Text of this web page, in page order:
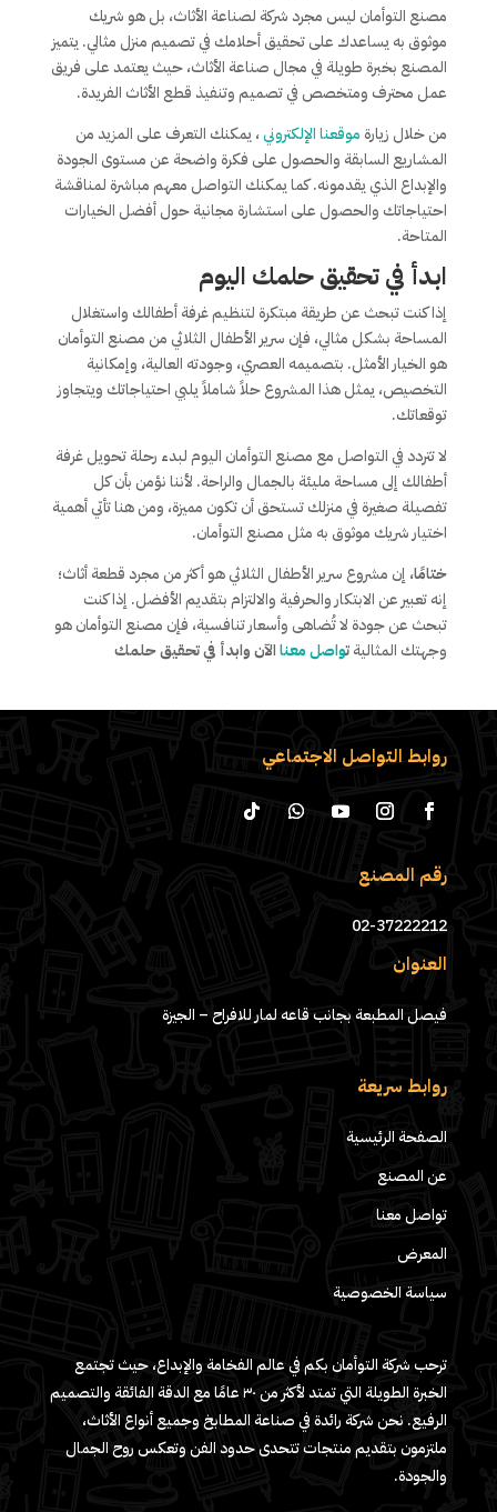
مصنع التوأمان ليس مجرد شركة لصناعة الأثاث، بل هو شريك
موثوق به يساعدك على تحقيق أحلامك في تصميم منزل مثالي. يتميز
المصنع بخبرة طويلة في مجال صناعة الأثاث، حيث يعتمد على فريق
عمل محترف ومتخصص في تصميم وتنفيذ قطع الأثاث الفريدة.
من خلال زيارة موقعنا الإلكتروني، يمكنك التعرف على المزيد من
المشاريع السابقة والحصول على فكرة واضحة عن مستوى الجودة
والإبداع الذي يقدمونه. كما يمكنك التواصل معهم مباشرة لمناقشة
احتياجاتك والحصول على استشارة مجانية حول أفضل الخيارات
المتاحة.
ابدأ في تحقيق حلمك اليوم
إذا كنت تبحث عن طريقة مبتكرة لتنظيم غرفة أطفالك واستغلال
المساحة بشكل مثالي، فإن سرير الأطفال الثلاثي من مصنع التوأمان
هو الخيار الأمثل. بتصميمه العصري، وجودته العالية، وإمكانية
التخصيص، يمثل هذا المشروع حلاً شاملاً يلبي احتياجاتك ويتجاوز
توقعاتك.
لا تتردد في التواصل مع مصنع التوأمان اليوم لبدء رحلة تحويل غرفة
أطفالك إلى مساحة مليئة بالجمال والراحة. لأننا نؤمن بأن كل
تفصيلة صغيرة في منزلك تستحق أن تكون مميزة، ومن هنا تأتي أهمية
اختيار شريك موثوق به مثل مصنع التوأمان.
ختامًا، إن مشروع سرير الأطفال الثلاثي هو أكثر من مجرد قطعة أثاث؛
إنه تعبير عن الابتكار والحرفية والالتزام بتقديم الأفضل. إذا كنت
تبحث عن جودة لا تُضاهى وأسعار تنافسية، فإن مصنع التوأمان هو
وجهتك المثاليةتواصل معناالآن وابدأ في تحقيق حلمك
روابط التواصل الاجتماعي
رقم المصنع
02-37222212
العنوان
فيصل المطبعة بجانب قاعه لمار للافراح – الجيزة
روابط سريعة
الصفحة الرئيسية
عن المصنع
تواصل معنا
المعرض
سياسة الخصوصية
ترحب شركة التوأمان بكم في عالم الفخامة والإبداع، حيث تجتمع
الخبرة الطويلة التي تمتد لأكثر من ٣٠ عامًا مع الدقة الفائقة والتصميم
الرفيع. نحن شركة رائدة في صناعة المطابخ وجميع أنواع الأثاث،
ملتزمون بتقديم منتجات تتحدى حدود الفن وتعكس روح الجمال
والجودة.